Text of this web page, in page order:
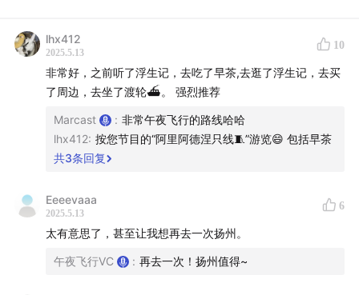
西，就是一支简简单单的笔，上面简简单单写了一句话：
不要放弃创作。因为这句话是我不断对自己说，也想对很
多人说的。
这些千丝万缕的联系和共鸣，让我觉得必须要跟树掌柜好
好聊一聊。于是在一个春光明媚的早上，在树掌柜出门上
聊天。
本期关键词：扬州，文创，城市文化，创作
lhx412
2025.5.13
10
非常好，之前听了浮生记，去吃了早茶,去逛了浮生记，去买
了周边，去坐了渡轮⛴。 强烈推荐
Marcast : 非常午夜飞行的路线哈哈
lhx412: 按您节目的“阿里阿德涅只线🧵”游览😄 包括早茶
共3条回复
Eeeevaaa
2025.5.13
6
太有意思了，甚至让我想再去一次扬州。
午夜飞行VC : 再去一次！扬州值得~